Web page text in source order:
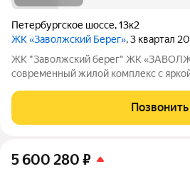
Петербургское шоссе,13к2
ЖК «Заволжский Берег», 3 квартал
ЖК "Заволжский берег" ЖК
современный жилой комплекс с
состоящий из пятнадцати 8-этажных
образуют три полузамкнутых двора с
Позвонить
5 600 280 ₽